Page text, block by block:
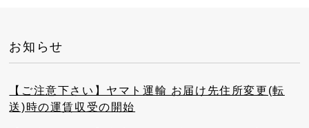
お知らせ
【ご注意下さい】ヤマト運輸 お届け先住所変更(転
送)時の運賃収受の開始